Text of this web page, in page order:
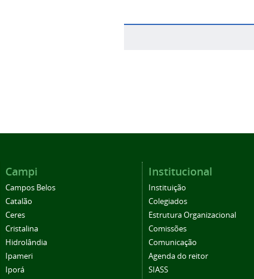
Campi
Campos Belos
Catalão
Ceres
Cristalina
Hidrolândia
Ipameri
Iporá
Institucional
Instituição
Colegiados
Estrutura Organizacional
Comissões
Comunicação
Agenda do reitor
SIASS